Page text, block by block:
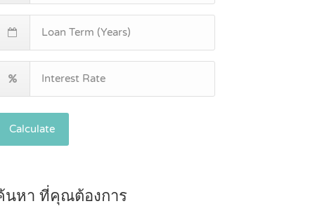
Calculate
นหา ที่คุณต้องการ